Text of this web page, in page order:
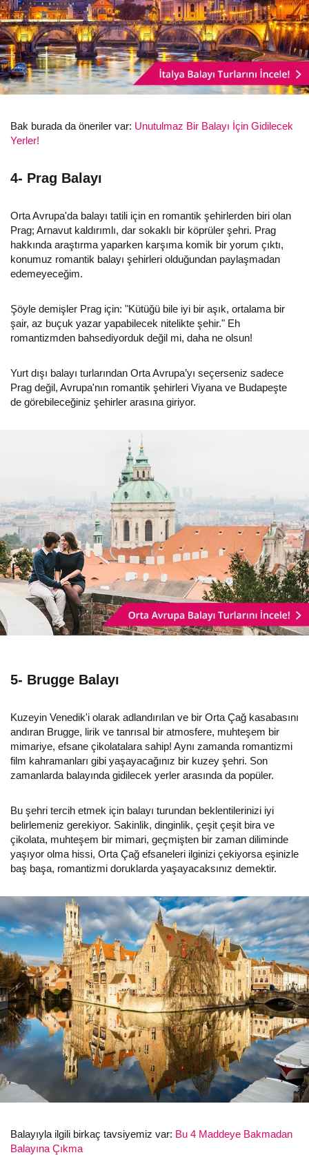
Bak burada da öneriler var: Unutulmaz Bir Balayı İçin Gidilecek
Yerler!
4- Prag Balayı
Orta Avrupa'da balayı tatili için en romantik şehirlerden biri olan
Prag; Arnavut kaldırımlı, dar sokaklı bir köprüler şehri. Prag
hakkında araştırma yaparken karşıma komik bir yorum çıktı,
konumuz romantik balayı şehirleri olduğundan paylaşmadan
edemeyeceğim.
Şöyle demişler Prag için: "Kütüğü bile iyi bir aşık, ortalama bir
şair, az buçuk yazar yapabilecek nitelikte şehir." Eh
romantizmden bahsediyorduk değil mi, daha ne olsun!
Yurt dışı balayı turlarından Orta Avrupa’yı seçerseniz sadece
Prag değil, Avrupa'nın romantik şehirleri Viyana ve Budapeşte
de görebileceğiniz şehirler arasına giriyor.
5- Brugge Balayı
Kuzeyin Venedik'i olarak adlandırılan ve bir Orta Çağ kasabasını
andıran Brugge, lirik ve tanrısal bir atmosfere, muhteşem bir
mimariye, efsane çikolatalara sahip! Aynı zamanda romantizmi
film kahramanları gibi yaşayacağınız bir kuzey şehri. Son
zamanlarda balayında gidilecek yerler arasında da popüler.
Bu şehri tercih etmek için balayı turundan beklentilerinizi iyi
belirlemeniz gerekiyor. Sakinlik, dinginlik, çeşit çeşit bira ve
çikolata, muhteşem bir mimari, geçmişten bir zaman diliminde
yaşıyor olma hissi, Orta Çağ efsaneleri ilginizi çekiyorsa eşinizle
baş başa, romantizmi doruklarda yaşayacaksınız demektir.
Balayıyla ilgili birkaç tavsiyemiz var: Bu 4 Maddeye Bakmadan
Balayına Çıkma